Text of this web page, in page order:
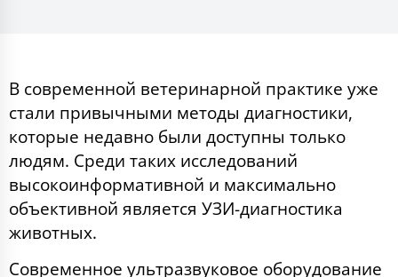
В современной ветеринарной практике уже
стали привычными методы диагностики,
которые недавно были доступны только
людям. Среди таких исследований
высокоинформативной и максимально
объективной является УЗИ-диагностика
животных.
Современное ультразвуковое оборудование